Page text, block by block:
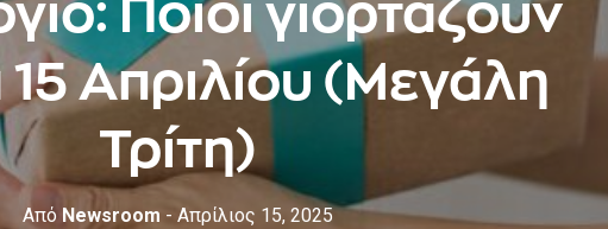
Ποιοι γιορτάζουν
Απριλίου (Μεγάλη
Τρίτη)
Από Newsroom - Απρίλιος 15, 2025